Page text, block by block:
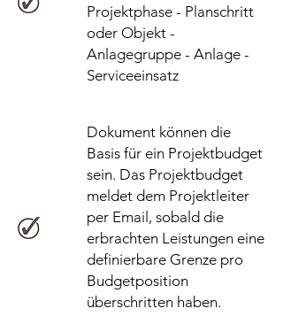
Projektphase - Planschritt
oder Objekt -
Anlagegruppe - Anlage -
Serviceeinsatz
Dokument können die
Basis für ein Projektbudget
sein. Das Projektbudget
meldet dem Projektleiter
per Email, sobald die
erbrachten Leistungen eine
definierbare Grenze pro
Budgetposition
überschritten haben.